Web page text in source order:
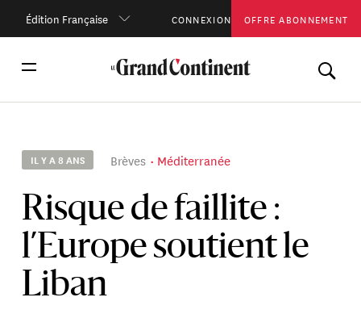
Édition Française CONNEXION OFFRE ABONNEMENT
IL Y A 8 ANS Brèves Méditerranée
Risque de faillite :
l’Europe soutient le
Liban